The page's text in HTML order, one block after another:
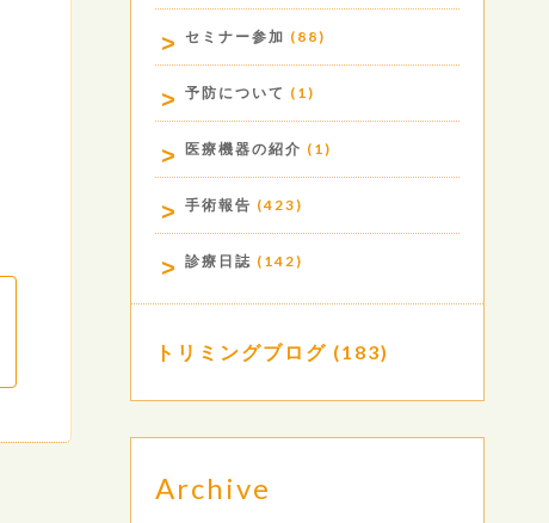
セミナー参加 (88)
予防について (1)
医療機器の紹介 (1)
手術報告 (423)
診療日誌 (142)
トリミングブログ (183)
Archive